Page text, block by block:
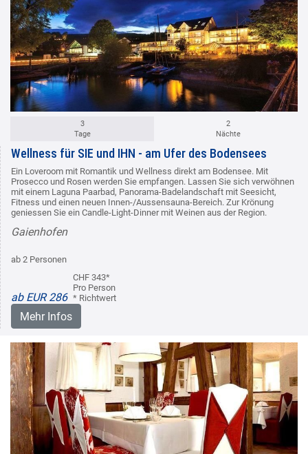
3
Tage
2
Nächte
Wellness für SIE und IHN - am Ufer des Bodensees
Ein Loveroom mit Romantik und Wellness direkt am Bodensee. Mit
Prosecco und Rosen werden Sie empfangen. Lassen Sie sich verwöhnen
mit einem Laguna Paarbad, Panorama-Badelandschaft mit Seesicht,
Fitness und einen neuen Innen-/Aussensauna-Bereich. Zur Krönung
geniessen Sie ein Candle-Light-Dinner mit Weinen aus der Region.
Gaienhofen
ab 2 Personen
ab EUR 286
CHF 343*
Pro Person
* Richtwert
Mehr Infos